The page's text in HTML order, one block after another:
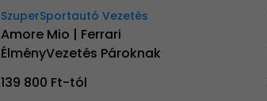
SzuperSportautó Vezetés
Amore Mio | Ferrari
ÉlményVezetés Pároknak
139 800 Ft-tól